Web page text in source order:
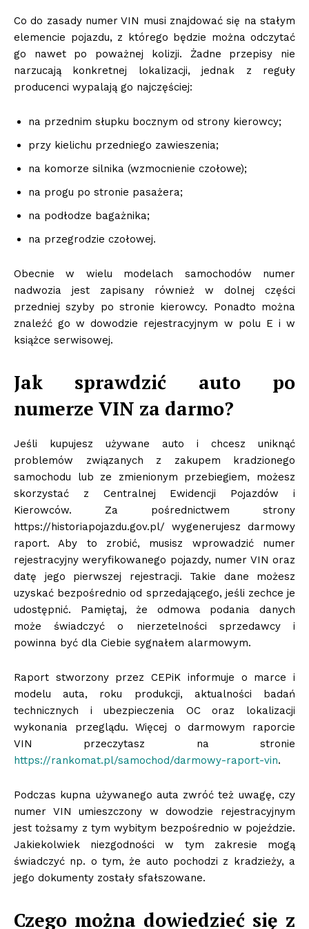
Co do zasady numer VIN musi znajdować się na stałym
elemencie pojazdu, z którego będzie można odczytać
go nawet po poważnej kolizji. Żadne przepisy nie
narzucają konkretnej lokalizacji, jednak z reguły
producenci wypalają go najczęściej:
na przednim słupku bocznym od strony kierowcy;
przy kielichu przedniego zawieszenia;
na komorze silnika (wzmocnienie czołowe);
na progu po stronie pasażera;
na podłodze bagażnika;
na przegrodzie czołowej.
Obecnie w wielu modelach samochodów numer
nadwozia jest zapisany również w dolnej części
przedniej szyby po stronie kierowcy. Ponadto można
znaleźć go w dowodzie rejestracyjnym w polu E i w
książce serwisowej.
Jak sprawdzić auto po
numerze VIN za darmo?
Jeśli kupujesz używane auto i chcesz uniknąć
problemów związanych z zakupem kradzionego
samochodu lub ze zmienionym przebiegiem, możesz
skorzystać z Centralnej Ewidencji Pojazdów i
Kierowców. Za pośrednictwem strony
https://historiapojazdu.gov.pl/ wygenerujesz darmowy
raport. Aby to zrobić, musisz wprowadzić numer
rejestracyjny weryfikowanego pojazdy, numer VIN oraz
datę jego pierwszej rejestracji. Takie dane możesz
uzyskać bezpośrednio od sprzedającego, jeśli zechce je
udostępnić. Pamiętaj, że odmowa podania danych
może świadczyć o nierzetelności sprzedawcy i
powinna być dla Ciebie sygnałem alarmowym.
Raport stworzony przez CEPiK informuje o marce i
modelu auta, roku produkcji, aktualności badań
technicznych i ubezpieczenia OC oraz lokalizacji
wykonania przeglądu. Więcej o darmowym raporcie
VIN przeczytasz na stronie
https://rankomat.pl/samochod/darmowy-raport-vin.
Podczas kupna używanego auta zwróć też uwagę, czy
numer VIN umieszczony w dowodzie rejestracyjnym
jest tożsamy z tym wybitym bezpośrednio w pojeździe.
Jakiekolwiek niezgodności w tym zakresie mogą
świadczyć np. o tym, że auto pochodzi z kradzieży, a
jego dokumenty zostały sfałszowane.
Czego można dowiedzieć się z